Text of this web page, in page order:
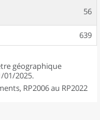
56
639
géographique
01/2025.
RP2006 au RP2022